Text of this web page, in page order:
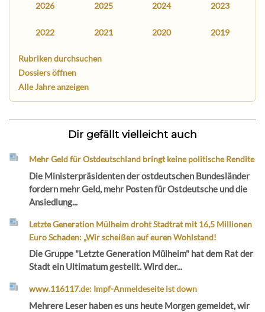
2026 2025 2024 2023
2022 2021 2020 2019
Rubriken durchsuchen
Dossiers öffnen
Alle Jahre anzeigen
Dir gefällt vielleicht auch
Mehr Geld für Ostdeutschland bringt keine politische Rendite
Die Ministerpräsidenten der ostdeutschen Bundesländer
fordern mehr Geld, mehr Posten für Ostdeutsche und die
Ansiedlung...
Letzte Generation Mülheim droht Stadtrat mit 16,5 Millionen
Euro Schaden: „Wir scheißen auf euren Wohlstand!
Die Gruppe "Letzte Generation Mülheim" hat dem Rat der
Stadt ein Ultimatum gestellt. Wird der...
www.116117.de: Impf-Anmeldeseite ist down
Mehrere Leser haben es uns heute Morgen gemeldet, wir